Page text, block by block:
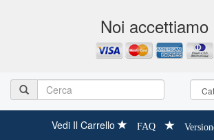
Noi accettiamo
Vedi Il Carrello FAQ